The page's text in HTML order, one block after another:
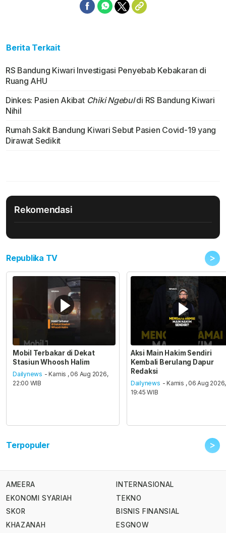
Berita Terkait
RS Bandung Kiwari Investigasi Penyebab Kebakaran di
Ruang AHU
Dinkes: Pasien Akibat Chiki Ngebuldi RS Bandung Kiwari
Nihil
Rumah Sakit Bandung Kiwari Sebut Pasien Covid-19 yang
Dirawat Sedikit
Rekomendasi
Republika TV >
Mobil Terbakar di Dekat
Stasiun Whoosh Halim
Dailynews - Kamis , 06 Aug 2026,
22:00 WIB
Aksi Main Hakim Sendiri
Kembali Berulang Dapur
Redaksi
Dailynews - Kamis , 06 Aug 2026,
19:45 WIB
Terpopuler >
AMEERA
EKONOMI SYARIAH
SKOR
KHAZANAH
INTERNASIONAL
TEKNO
BISNIS FINANSIAL
ESGNOW